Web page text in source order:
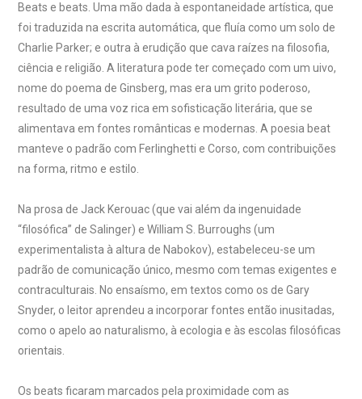
Beats e beats. Uma mão dada à espontaneidade artística, que
foi traduzida na escrita automática, que fluía como um solo de
Charlie Parker; e outra à erudição que cava raízes na filosofia,
ciência e religião. A literatura pode ter começado com um uivo,
nome do poema de Ginsberg, mas era um grito poderoso,
resultado de uma voz rica em sofisticação literária, que se
alimentava em fontes românticas e modernas. A poesia beat
manteve o padrão com Ferlinghetti e Corso, com contribuições
na forma, ritmo e estilo.
Na prosa de Jack Kerouac (que vai além da ingenuidade
“filosófica” de Salinger) e William S. Burroughs (um
experimentalista à altura de Nabokov), estabeleceu-se um
padrão de comunicação único, mesmo com temas exigentes e
contraculturais. No ensaísmo, em textos como os de Gary
Snyder, o leitor aprendeu a incorporar fontes então inusitadas,
como o apelo ao naturalismo, à ecologia e às escolas filosóficas
orientais.
Os beats ficaram marcados pela proximidade com as